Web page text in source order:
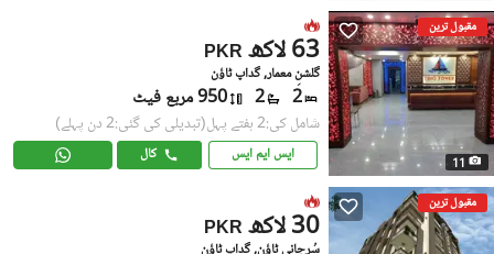
مقبول ترین
11
PKR 63 لاکھ
گلشنِ معمار, گداپ ٹاؤن
2
2 950 مربع فیٹ
شامل کی:2 ہفتے پہل (تبدیلی کی گئی:2 دن پہلے)
ایس ایم ایس کال
مقبول ترین
PKR 30 لاکھ